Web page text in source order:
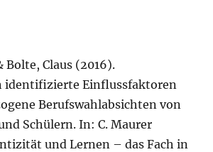
Bolte, Claus (2016).
identifizierte Einflussfaktoren
Berufswahlabsichten von
Schülern. In: C. Maurer
und Lernen – das Fach in